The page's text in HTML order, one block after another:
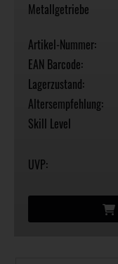
Metallgetriebe
Artikel-Nummer:
EAN Barcode:
Lagerzustand:
Altersempfehlung:
Skill Level
UVP: